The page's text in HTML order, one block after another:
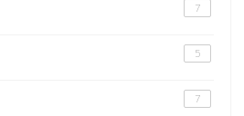
7
5
7